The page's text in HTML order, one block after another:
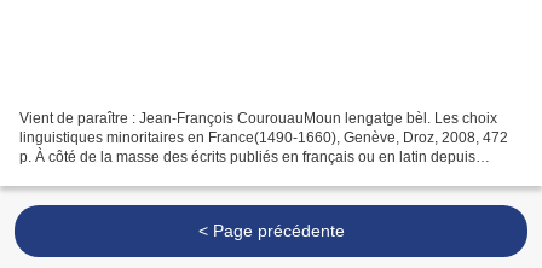
Vient de paraître : Jean-François CourouauMoun lengatge bèl. Les choix
linguistiques minoritaires en France(1490-1660), Genève, Droz, 2008, 472
p. À côté de la masse des écrits publiés en français ou en latin depuis
< Page précédente